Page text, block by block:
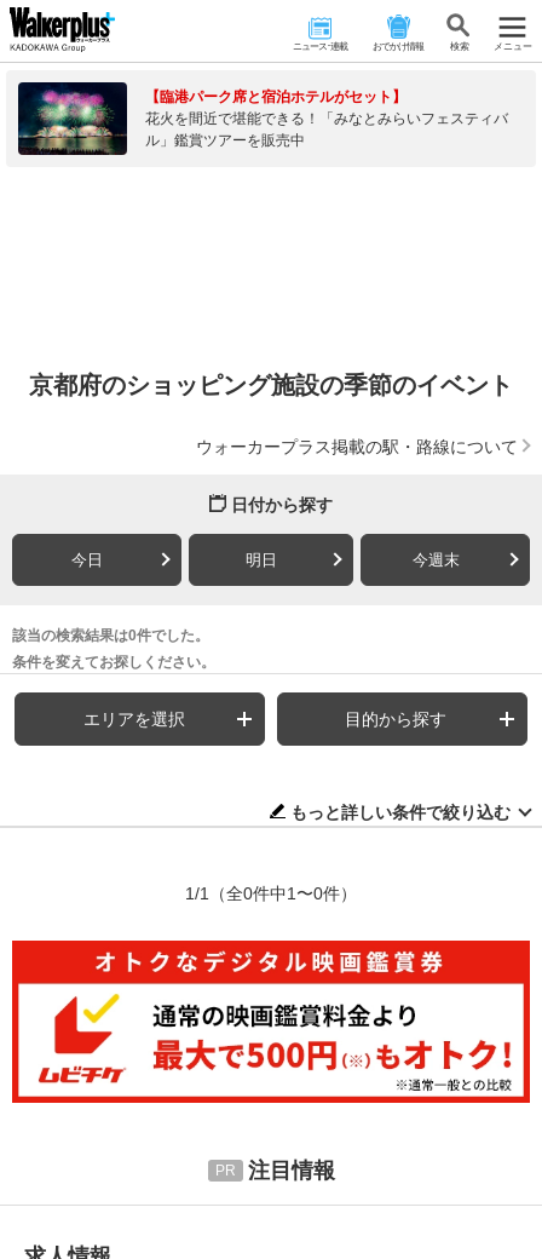
ニュース･連載 おでかけ情報 検 索 メニュー
【臨港パーク席と宿泊ホテルがセット】
花火を間近で堪能できる！「みなとみらいフェスティバ
ル」鑑賞ツアーを販売中
京都府のショッピング施設の季節のイベント
ウォーカープラス掲載の駅・路線について
日付から探す
今日 明日 今週末
該当の検索結果は0件でした。
条件を変えてお探しください。
エリアを選択 目的から探す
もっと詳しい条件で絞り込む
1/1 （全0件中1〜0件）
注目情報